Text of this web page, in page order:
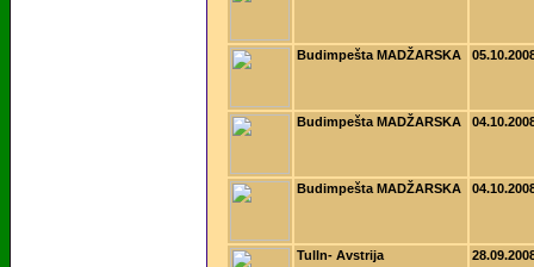
Budimpešta MADŽARSKA
Budimpešta MADŽARSKA
Budimpešta MADŽARSKA
Tulln- Avstrija